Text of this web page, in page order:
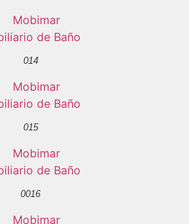
014
015
0016